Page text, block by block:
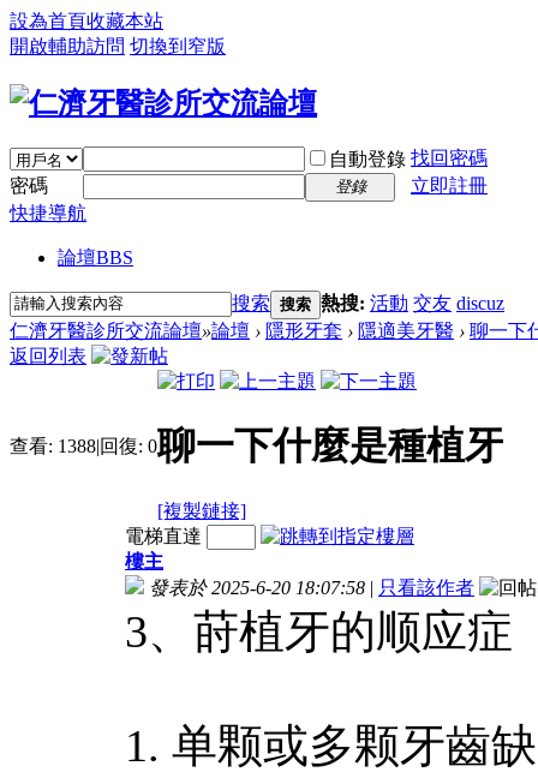
設為首頁收藏本站
開啟輔助訪問 切換到窄版
自動登錄 找回密碼
密碼
登錄
立即註冊
快捷導航
論壇BBS
搜索 搜索 熱搜: 活動 交友 discuz
仁濟牙醫診所交流論壇»論壇 › 隱形牙套 › 隱適美牙醫 › 聊一下
返回列表
查看: 1388|回復: 0聊一下什麼是種植牙
[複製鏈接]
電梯直達
樓主
發表於 2025-6-20 18:07:58 | 只看該作者
3、莳植牙的顺应症
1. 单颗或多颗牙齒